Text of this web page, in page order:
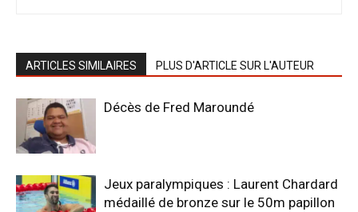
ARTICLES SIMILAIRES PLUS D'ARTICLE SUR L'AUTEUR
Décès de Fred Maroundé
Jeux paralympiques : Laurent Chardard
médaillé de bronze sur le 50m papillon